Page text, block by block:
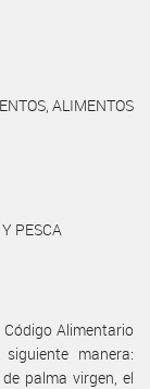
ALIMENTOS
PESCA
Código Alimentario
manera:
palma virgen, el